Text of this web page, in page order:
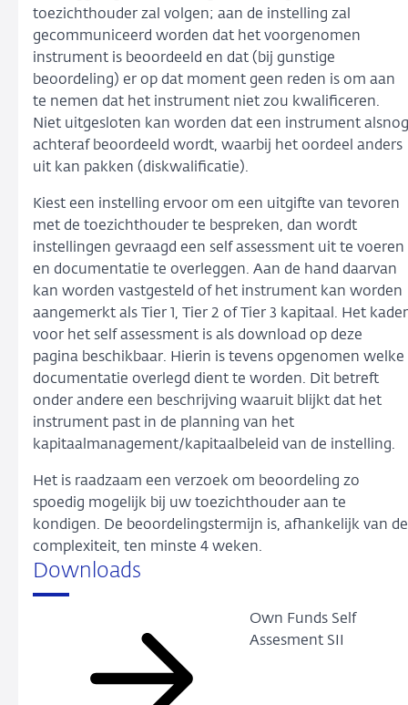
toezichthouder zal volgen; aan de instelling zal
gecommuniceerd worden dat het voorgenomen
instrument is beoordeeld en dat (bij gunstige
beoordeling) er op dat moment geen reden is om aan
te nemen dat het instrument niet zou kwalificeren.
Niet uitgesloten kan worden dat een instrument alsnog
achteraf beoordeeld wordt, waarbij het oordeel anders
uit kan pakken (diskwalificatie).
Kiest een instelling ervoor om een uitgifte van tevoren
met de toezichthouder te bespreken, dan wordt
instellingen gevraagd een self assessment uit te voeren
en documentatie te overleggen. Aan de hand daarvan
kan worden vastgesteld of het instrument kan worden
aangemerkt als Tier 1, Tier 2 of Tier 3 kapitaal. Het kader
voor het self assessment is als download op deze
pagina beschikbaar. Hierin is tevens opgenomen welke
documentatie overlegd dient te worden. Dit betreft
onder andere een beschrijving waaruit blijkt dat het
instrument past in de planning van het
kapitaalmanagement/kapitaalbeleid van de instelling.
Het is raadzaam een verzoek om beoordeling zo
spoedig mogelijk bij uw toezichthouder aan te
kondigen. De beoordelingstermijn is, afhankelijk van de
complexiteit, ten minste 4 weken.
Downloads
Own Funds Self
Assesment SII